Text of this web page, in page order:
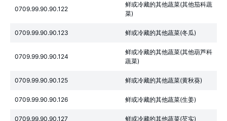
0709.99.90.90.122
鲜或冷藏的其他蔬菜(其他茄科蔬
菜)
0709.99.90.90.123 鲜或冷藏的其他蔬菜(冬瓜)
0709.99.90.90.124
鲜或冷藏的其他蔬菜(其他葫芦科
蔬菜)
0709.99.90.90.125 鲜或冷藏的其他蔬菜(黄秋葵)
0709.99.90.90.126 鲜或冷藏的其他蔬菜(生姜)
0709.99.90.90.127 鲜或冷藏的其他蔬菜(芡实)